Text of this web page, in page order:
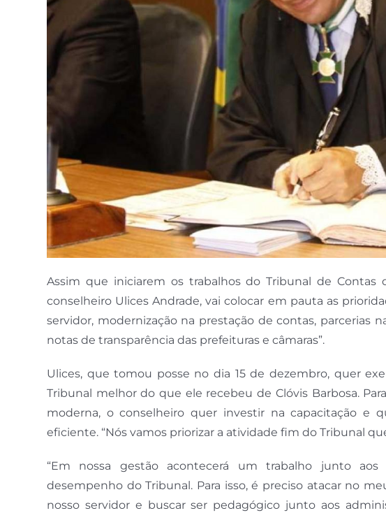
Assim que iniciarem os trabalhos do Tribunal de Contas
conselheiro Ulices Andrade, vai colocar em pauta as
servidor, modernização na prestação de contas, parcerias
notas de transparência das prefeituras e câmaras”.
Ulices, que tomou posse no dia 15 de dezembro, quer
Tribunal melhor do que ele recebeu de Clóvis Barbosa.
moderna, o conselheiro quer investir na capacitação e
eficiente. “Nós vamos priorizar a atividade fim do Tribunal
“Em nossa gestão acontecerá um trabalho junto
desempenho do Tribunal. Para isso, é preciso atacar no
nosso servidor e buscar ser pedagógico junto aos